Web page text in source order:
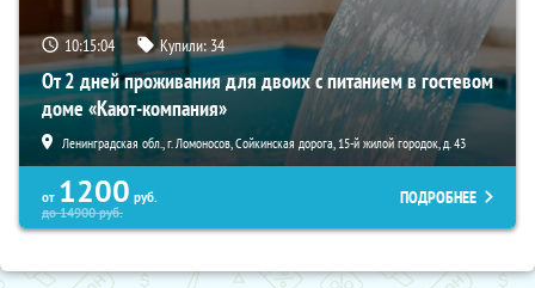
10:15:03 Купили:34
От 2 дней проживания для двоих с питанием в гостевом
доме «Кают-компания»
Ленинградская обл., г. Ломоносов, Сойкинская дорога, 15-й жилой городок, д. 43
от 1200 руб.
до14900руб.
ПОДРОБНЕЕ